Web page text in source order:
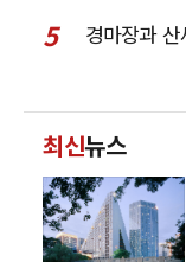
5
최신뉴스